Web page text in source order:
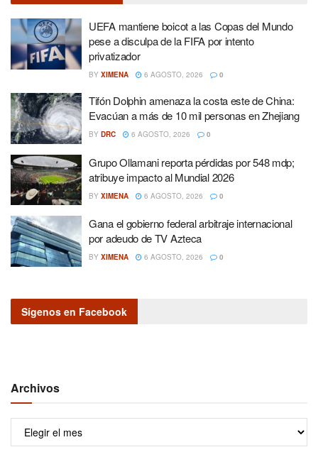
UEFA mantiene boicot a las Copas del Mundo
pese a disculpa de la FIFA por intento
privatizador
BY XIMENA 6 AGOSTO, 2026 0
Tifón Dolphin amenaza la costa este de China:
Evacúan a más de 10 mil personas en Zhejiang
BY DRC 6 AGOSTO, 2026 0
Grupo Ollamani reporta pérdidas por 548 mdp;
atribuye impacto al Mundial 2026
BY XIMENA 6 AGOSTO, 2026 0
Gana el gobierno federal arbitraje internacional
por adeudo de TV Azteca
BY XIMENA 6 AGOSTO, 2026 0
Sígenos en Facebook
Archivos